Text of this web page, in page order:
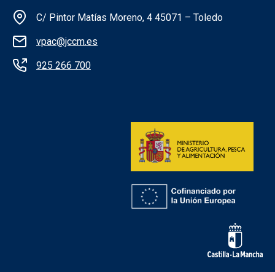
Información de la institución
C/ Pintor Matías Moreno, 4 45071 – Toledo
vpac@jccm.es
925 266 700